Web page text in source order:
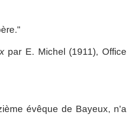
par E. Michel (1911), Office
évêque de Bayeux, n'a